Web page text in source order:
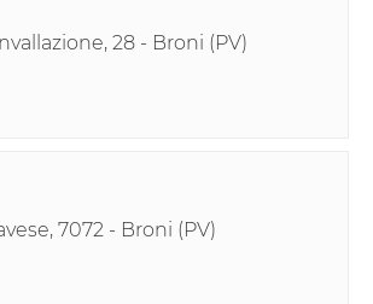
28 - Broni (PV)
7072 - Broni (PV)